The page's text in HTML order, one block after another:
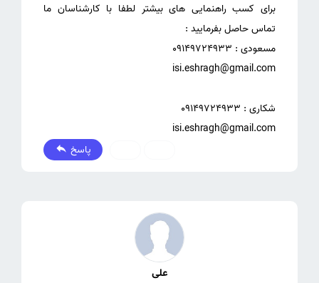
برای کسب راهنمایی های بیشتر لطفا با کارشناسان ما
isi.eshragh@gmail.com
پاسخ
علی